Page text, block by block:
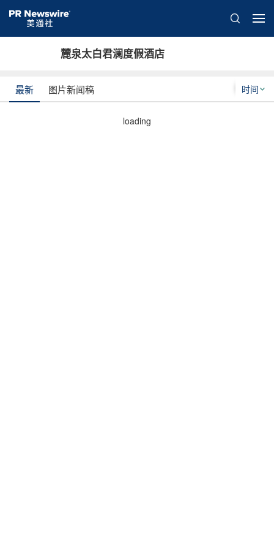
麓泉太白君澜度假酒店
时间
最新 图片新闻稿
loading